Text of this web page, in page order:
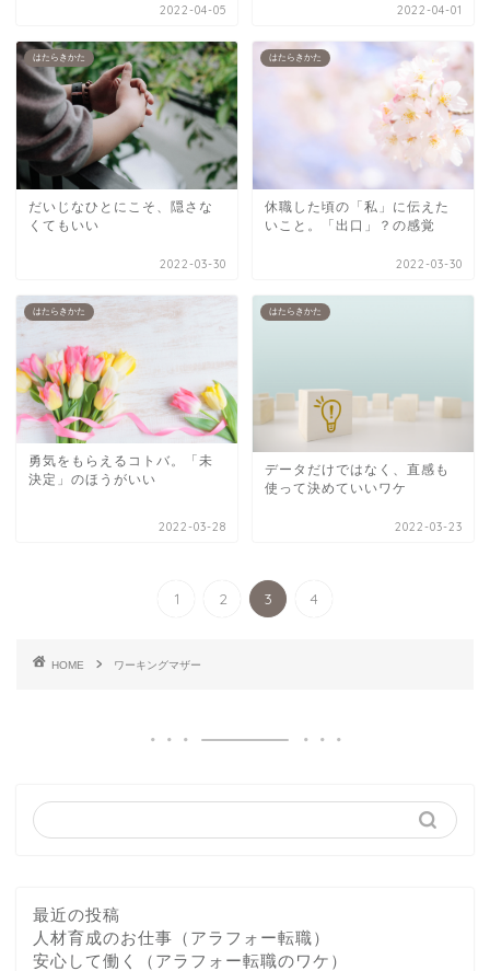
2022-04-05 2022-04-01
はたらきかた
だいじなひとにこそ、隠さな
くてもいい
2022-03-30
はたらきかた
休職した頃の「私」に伝えた
いこと。「出口」？の感覚
2022-03-30
はたらきかた
勇気をもらえるコトバ。「未
決定」のほうがいい
2022-03-28
はたらきかた
データだけではなく、直感も
使って決めていいワケ
2022-03-23
1 2 3 4
HOME ワーキングマザー
最近の投稿
人材育成のお仕事（アラフォー転職）
安心して働く（アラフォー転職のワケ）